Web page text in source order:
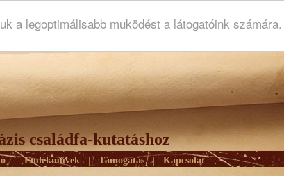
a legoptimálisabb muködést a látogatóink
családfa-kutatáshoz
| Emlékmûvek | Támogatás | Kapcsolat